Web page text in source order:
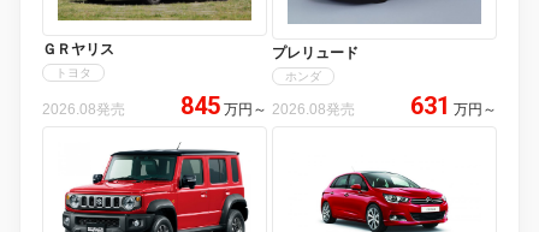
ＧＲヤリス
トヨタ
2026.08発売 845 万円 ～
プレリュード
ホンダ
2026.08発売 631 万円 ～